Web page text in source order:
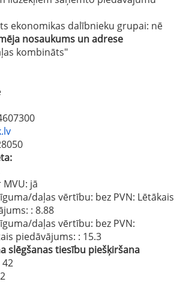
ekonomikas dalībnieku grupai: nē
nosaukums un adrese
kombināts"
jā
daļas vērtību: bez PVN: Lētākais
: 8.88
daļas vērtību: bez PVN:
piedāvājums: : 15.3
slēgšanas tiesību piešķiršana
42